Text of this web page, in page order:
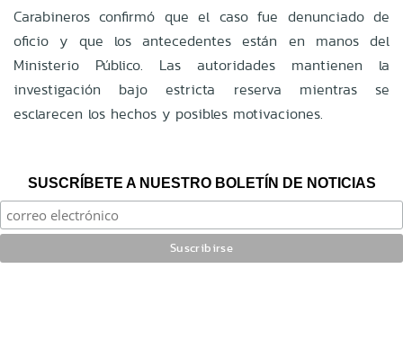
Carabineros confirmó que el caso fue denunciado de
oficio y que los antecedentes están en manos del
Ministerio Público. Las autoridades mantienen la
investigación bajo estricta reserva mientras se
esclarecen los hechos y posibles motivaciones.
SUSCRÍBETE A NUESTRO BOLETÍN DE NOTICIAS